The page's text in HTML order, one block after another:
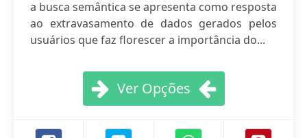
a busca semântica se apresenta como resposta
ao extravasamento de dados gerados pelos
usuários que faz florescer a importância do...
Ver Opções